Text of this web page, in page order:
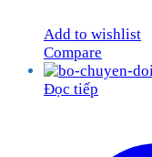
Add to wishlist
Compare
Đọc tiếp